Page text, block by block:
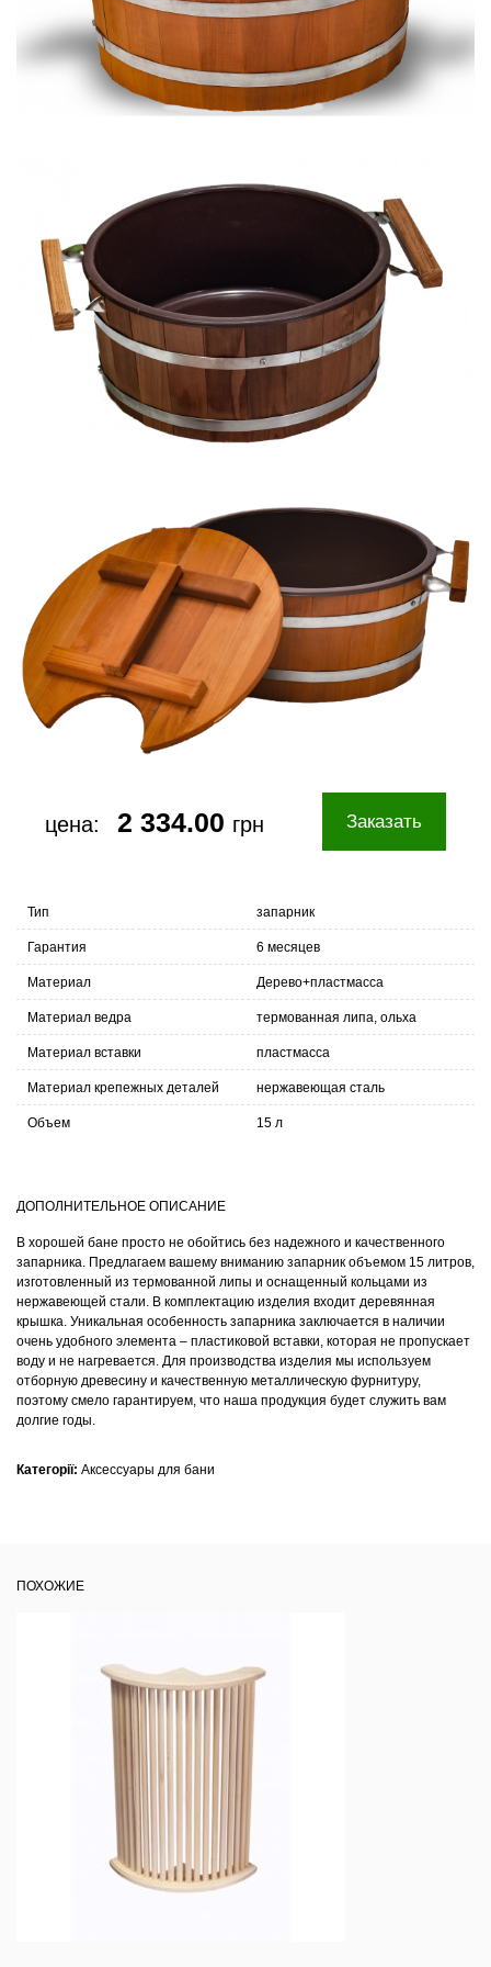
цена: 2 334.00 грн Заказать
Тип запарник
Гарантия 6 месяцев
Материал Дерево+пластмасса
Материал ведра термованная липа, ольха
Материал вставки пластмасса
Материал крепежных деталей нержавеющая сталь
Объем 15 л
ДОПОЛНИТЕЛЬНОЕ ОПИСАНИЕ
В хорошей бане просто не обойтись без надежного и качественного
запарника. Предлагаем вашему вниманию запарник объемом 15 литров,
изготовленный из термованной липы и оснащенный кольцами из
нержавеющей стали. В комплектацию изделия входит деревянная
крышка. Уникальная особенность запарника заключается в наличии
очень удобного элемента – пластиковой вставки, которая не пропускает
воду и не нагревается. Для производства изделия мы используем
отборную древесину и качественную металлическую фурнитуру,
поэтому смело гарантируем, что наша продукция будет служить вам
долгие годы.
Категорії: Аксессуары для бани
ПОХОЖИЕ